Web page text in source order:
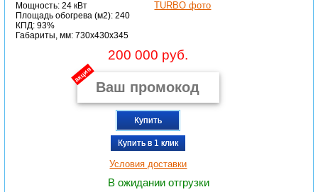
Мощность: 24 кВт
Площадь обогрева (м2): 240
КПД: 93%
Габариты, мм: 730x430x345
200 000 руб.
акция
Купить
Купить в 1 клик
Условия доставки
В ожидании отгрузки